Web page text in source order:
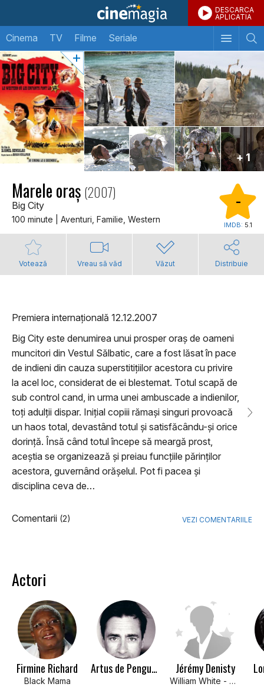
DESCARCA
APLICATIA
Cinema TV Filme Seriale
+ 1
Marele oraș (2007)
Big City
100 minute | Aventuri, Familie, Western
-
IMDB: 5.1
Votează Vreau să văd Văzut Distribuie
Premiera internațională 12.12.2007
Big City este denumirea unui prosper oraș de oameni
muncitori din Vestul Sălbatic, care a fost lăsat în pace
de indieni din cauza superstitițiilor acestora cu privire
la acel loc, considerat de ei blestemat. Totul scapă de
sub control cand, in urma unei ambuscade a indienilor,
toți adulții dispar. Inițial copiii rămași singuri provoacă
un haos total, devastând totul și satisfăcându-și orice
dorință. Însă când totul începe să meargă prost,
aceștia se organizează și preiau funcțiile părinților
acestora, guvernând orășelul. Pot fi pacea și
disciplina ceva de…
Comentarii (2) VEZI COMENTARIILE
Actori
Firmine Richard
Black Mama
Artus de Penguern Jérémy Denisty
William White - Mayor's Son